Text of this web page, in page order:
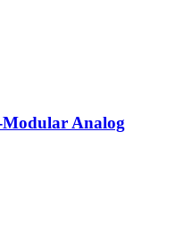
Modular Analog